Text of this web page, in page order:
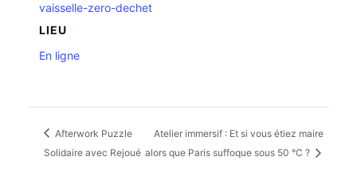
vaisselle-zero-dechet
LIEU
En ligne
Afterwork Puzzle
Solidaire avec Rejoué
Atelier immersif : Et si vous étiez maire
alors que Paris suffoque sous 50 °C ?